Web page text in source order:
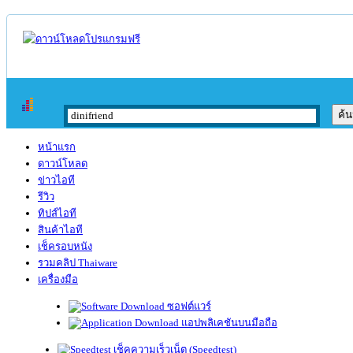
หน้าแรก
ดาวน์โหลด
ข่าวไอที
รีวิว
ทิปส์ไอที
สินค้าไอที
เช็ครอบหนัง
รวมคลิป Thaiware
เครื่องมือ
ซอฟต์แวร์
แอปพลิเคชันบนมือถือ
เช็คความเร็วเน็ต (Speedtest)